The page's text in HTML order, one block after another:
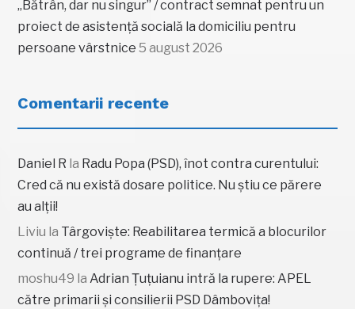
„Bătrân, dar nu singur” / contract semnat pentru un
proiect de asistență socială la domiciliu pentru
persoane vârstnice 5 august 2026
Comentarii recente
Daniel R la Radu Popa (PSD), înot contra curentului:
Cred că nu există dosare politice. Nu știu ce părere
au alții!
Liviu la Târgoviște: Reabilitarea termică a blocurilor
continuă / trei programe de finanțare
moshu49 laAdrian Țuțuianu intră la rupere: APEL
către primarii și consilierii PSD Dâmbovița!